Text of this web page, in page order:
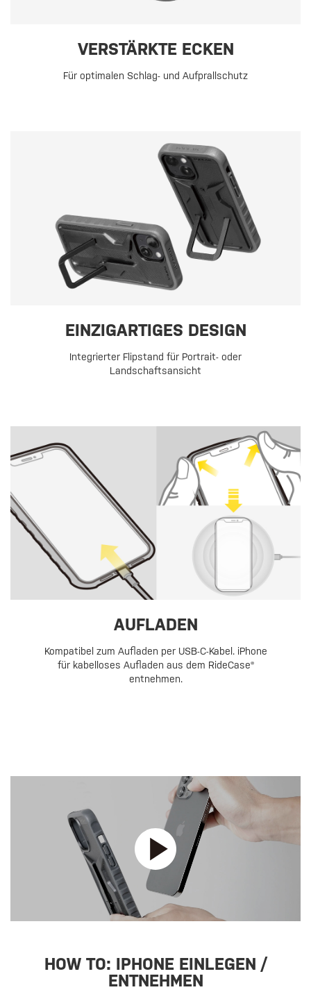
VERSTÄRKTE ECKEN
Für optimalen Schlag- und Aufprallschutz
EINZIGARTIGES DESIGN
Integrierter Flipstand für Portrait- oder
Landschaftsansicht
AUFLADEN
Kompatibel zum Aufladen per USB-C-Kabel. iPhone
für kabelloses Aufladen aus dem RideCase®
entnehmen.
HOW TO: IPHONE EINLEGEN /
ENTNEHMEN